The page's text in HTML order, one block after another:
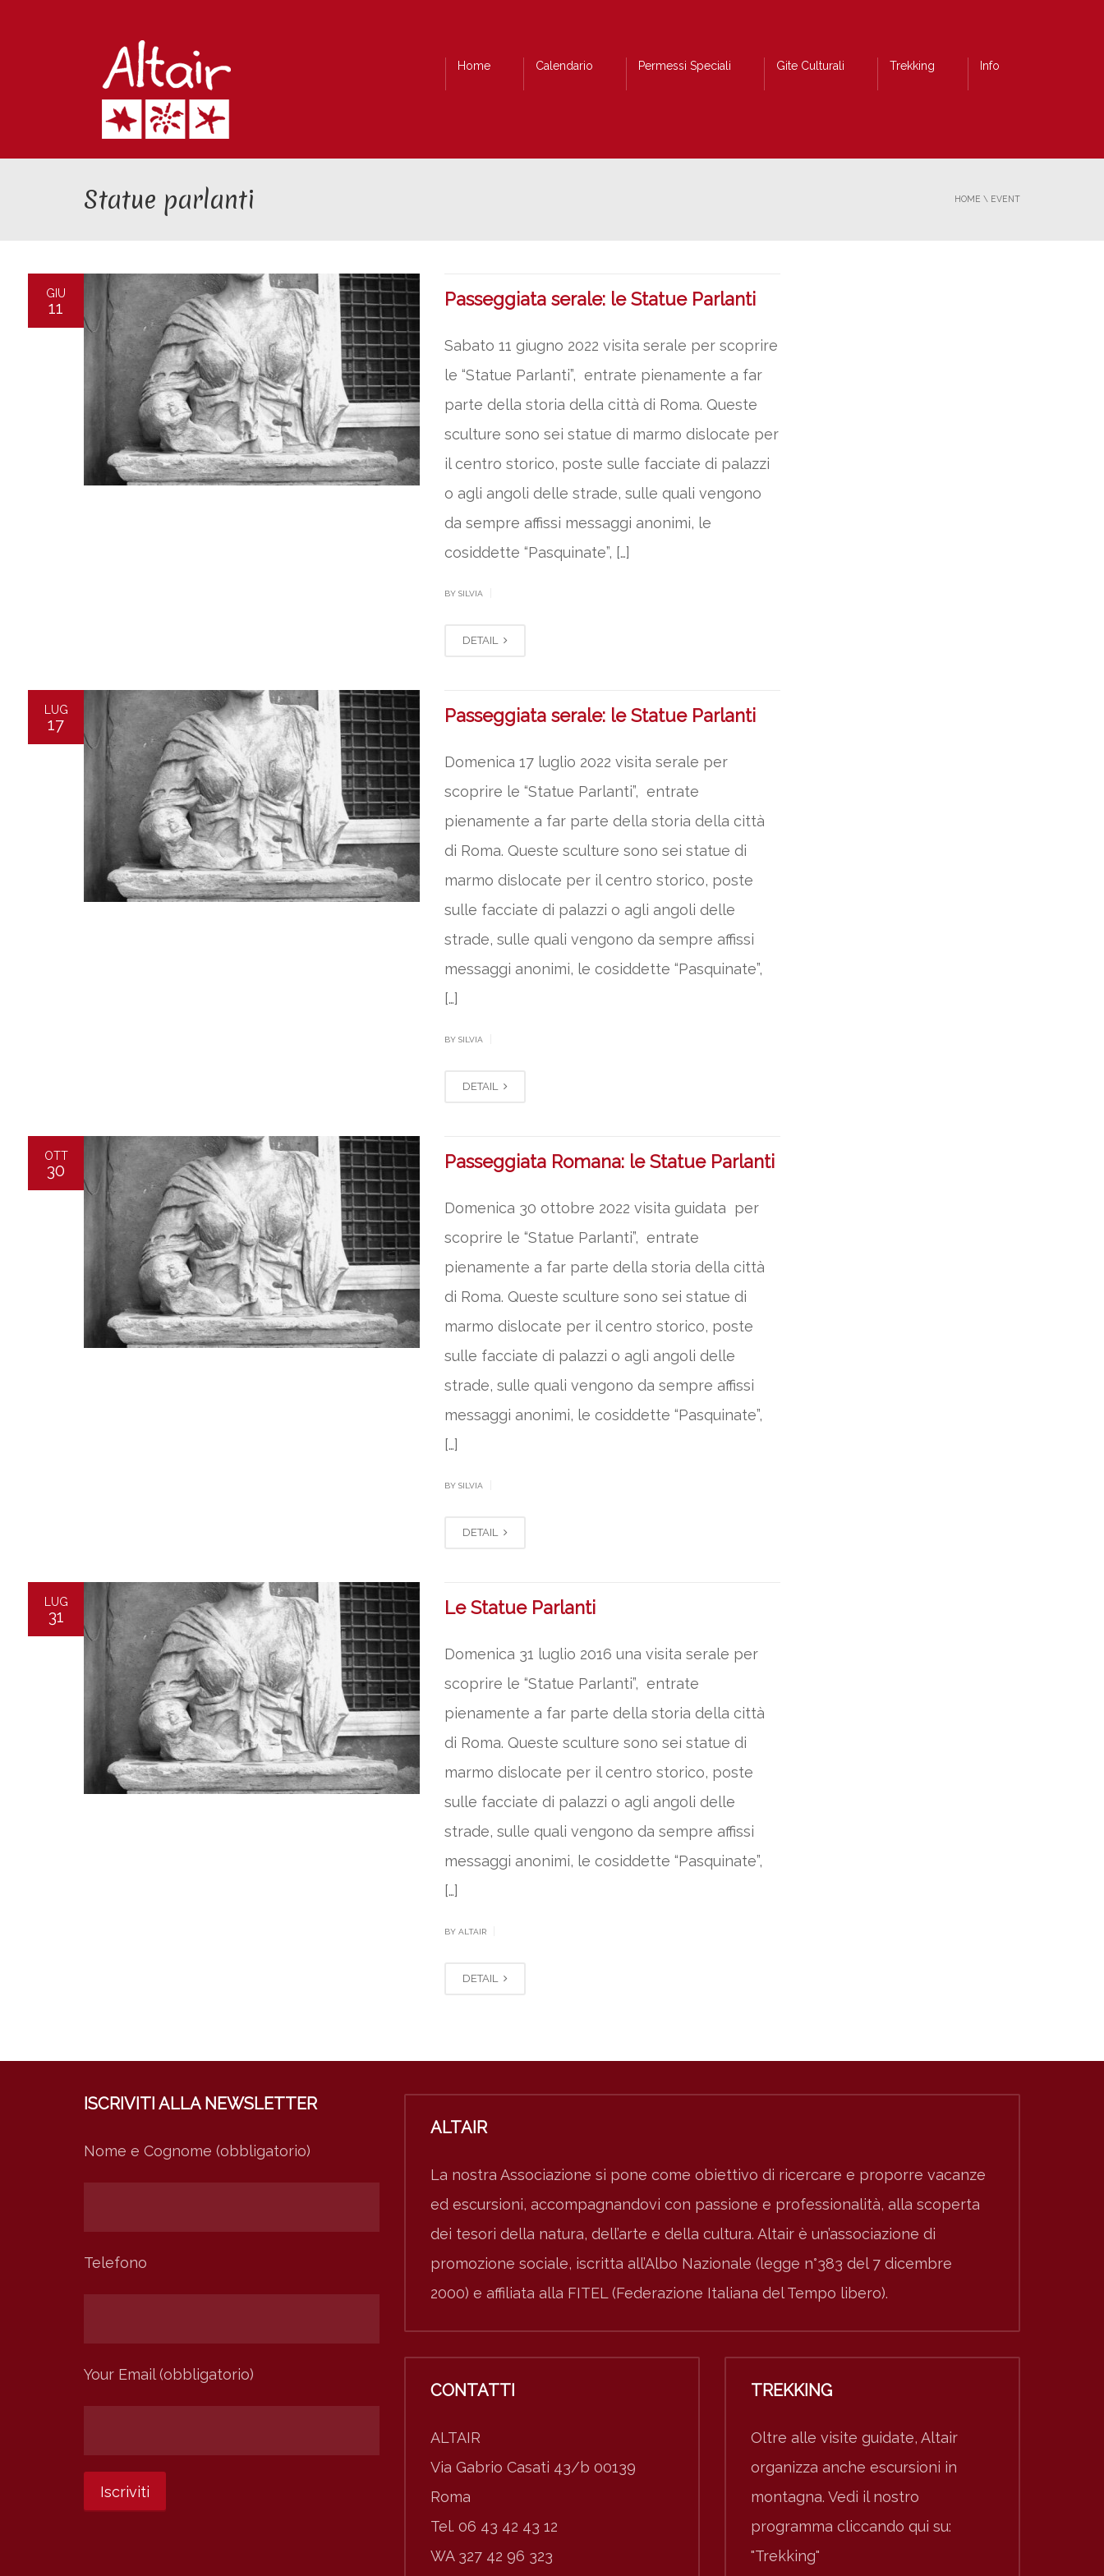
Home Calendario Permessi Speciali Gite Culturali Trekking Info
Statue parlanti HOME \ EVENT
GIU
11 Passeggiata serale: le Statue Parlanti
Sabato 11 giugno 2022 visita serale per scoprire
le “Statue Parlanti”, entrate pienamente a far
parte della storia della città di Roma. Queste
sculture sono sei statue di marmo dislocate per
il centro storico, poste sulle facciate di palazzi
o agli angoli delle strade, sulle quali vengono
da sempre affissi messaggi anonimi, le
cosiddette “Pasquinate”, […]
BY SILVIA
DETAIL
LUG
17 Passeggiata serale: le Statue Parlanti
Domenica 17 luglio 2022 visita serale per
scoprire le “Statue Parlanti”, entrate
pienamente a far parte della storia della città
di Roma. Queste sculture sono sei statue di
marmo dislocate per il centro storico, poste
sulle facciate di palazzi o agli angoli delle
strade, sulle quali vengono da sempre affissi
messaggi anonimi, le cosiddette “Pasquinate”,
[…]
BY SILVIA
DETAIL
OTT
30 Passeggiata Romana: le Statue Parlanti
Domenica 30 ottobre 2022 visita guidata per
scoprire le “Statue Parlanti”, entrate
pienamente a far parte della storia della città
di Roma. Queste sculture sono sei statue di
marmo dislocate per il centro storico, poste
sulle facciate di palazzi o agli angoli delle
strade, sulle quali vengono da sempre affissi
messaggi anonimi, le cosiddette “Pasquinate”,
[…]
BY SILVIA
DETAIL
LUG
31 Le Statue Parlanti
Domenica 31 luglio 2016 una visita serale per
scoprire le “Statue Parlanti”, entrate
pienamente a far parte della storia della città
di Roma. Queste sculture sono sei statue di
marmo dislocate per il centro storico, poste
sulle facciate di palazzi o agli angoli delle
strade, sulle quali vengono da sempre affissi
messaggi anonimi, le cosiddette “Pasquinate”,
[…]
BY ALTAIR
DETAIL
ISCRIVITI ALLA NEWSLETTER
Nome e Cognome (obbligatorio)
Telefono
Your Email (obbligatorio)
ALTAIR
La nostra Associazione si pone come obiettivo di ricercare e proporre vacanze
ed escursioni, accompagnandovi con passione e professionalità, alla scoperta
dei tesori della natura, dell’arte e della cultura. Altair è un’associazione di
promozione sociale, iscritta all’Albo Nazionale (legge n°383 del 7 dicembre
2000) e affiliata alla FITEL (Federazione Italiana del Tempo libero).
CONTATTI
ALTAIR
Via Gabrio Casati 43/b 00139
Roma
Tel. 06 43 42 43 12
WA 327 42 96 323
TREKKING
Oltre alle visite guidate, Altair
organizza anche escursioni in
montagna. Vedi il nostro
programma cliccando qui su:
"Trekking"